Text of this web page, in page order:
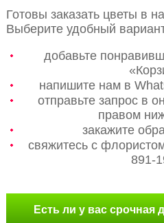
Готовы заказать цветы в
Выберите удобный
добавьте
напишите нам в
отправьте запрос в
правом
закажите
свяжитесь с
891-
Есть ли у вас срочная